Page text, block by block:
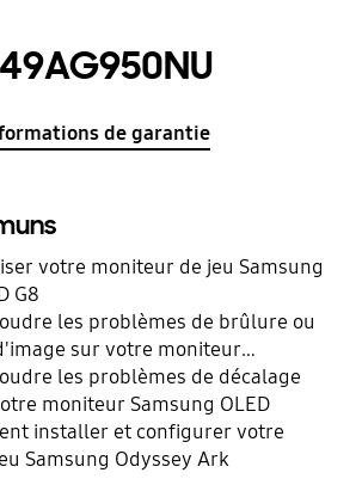
de garantie
votre moniteur de jeu Samsung
G8
les problèmes de brûlure ou
sur votre moniteur
les problèmes de décalage
moniteur Samsung OLED
installer et configurer votre
Samsung Odyssey Ark